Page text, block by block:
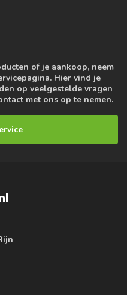
of je aankoop, neem
Hier vind je
op veelgestelde vragen
met ons op te nemen.